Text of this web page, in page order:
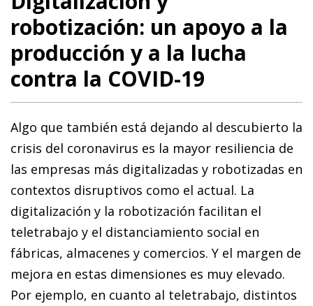
robotización: un apoyo a la
producción y a la lucha
contra la COVID-19
Algo que también está dejando al descubierto la
crisis del coronavirus es la mayor resiliencia de
las empresas más digitalizadas y robotizadas en
contextos disruptivos como el actual. La
digitalización y la robotización facilitan el
teletrabajo y el distanciamiento social en
fábricas, almacenes y comercios. Y el margen de
mejora en estas dimensiones es muy elevado.
Por ejemplo, en cuanto al teletrabajo, distintos